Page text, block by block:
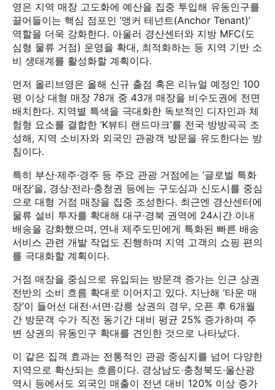
영은 지역 매장 고도화에 예산을 집중 투입해 유동인구를
끌어들이는 핵심 점포인 ‘앵커 테넌트(Anchor Tenant)’
역할을 더욱 강화한다. 아울러 경산센터와 지방 MFC(도
심형 물류 거점) 운영을 확대, 최적화하는 등 지역 기반 소
비 생태계를 활성화할 계획이다.
먼저 올리브영은 올해 신규 출점 혹은 리뉴얼 예정인 100
평 이상 대형 매장 78개 중 43개 매장을 비수도권에 전면
배치한다. 지역별 특색을 극대화한 독보적인 디자인과 체
험형 요소를 결합한 ‘K뷰티 랜드마크’를 전국 방방곡곡 조
성해, 지역 소비자와 외국인 관광객 방문을 유도한다는 방
침이다.
특히 부산·제주·경주 등 주요 관광 거점에는 ‘글로벌 특화
매장’을, 경상·전라·충청권 등에는 구도심과 신도시를 중심
으로 대형 거점 매장을 집중 조성한다. 최근엔 경산센터에
물류 설비 투자를 확대해 대구·경북 권역에 24시간 이내
배송을 강화했으며, 연내 제주도민에게 특화된 빠른 배송
서비스 관련 개발 작업도 진행하며 지역 고객의 쇼핑 편의
를 극대화할 계획이다.
거점 매장을 중심으로 유입되는 방문객 증가는 인근 상권
전반의 소비 흐름 확대로 이어지고 있다. 지난해 ‘타운 매
장’이 들어선 대전·서면·강릉 상권의 경우, 오픈 후 6개월
간 방문객 수가 직전 동기간 대비 평균 25% 증가하며 주
변 상권의 유동인구 확대를 견인한 것으로 나타났다.
이 같은 집객 효과는 전통적인 관광 중심지를 넘어 다양한
지역으로 확산되는 흐름이다. 경상남도·충청북도·울산광
역시 등에서도 외국인 매출이 전년 대비 120% 이상 증가